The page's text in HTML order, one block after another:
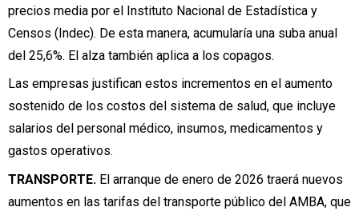
precios media por el Instituto Nacional de Estadística y
Censos (Indec). De esta manera, acumularía una suba anual
del 25,6%. El alza también aplica a los copagos.
Las empresas justifican estos incrementos en el aumento
sostenido de los costos del sistema de salud, que incluye
salarios del personal médico, insumos, medicamentos y
gastos operativos.
TRANSPORTE. El arranque de enero de 2026 traerá nuevos
aumentos en las tarifas del transporte público del AMBA, que